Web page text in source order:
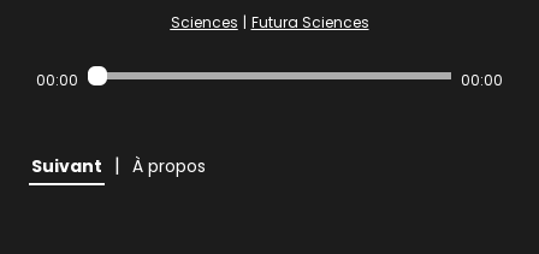
Sciences | Futura Sciences
00:00 00:00
Suivant | À propos